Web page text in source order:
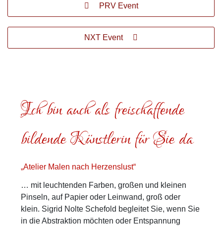
PRV Event
NXT Event
Ich bin auch als freischaffende
bildende Künstlerin für Sie da
„Atelier Malen nach Herzenslust“
… mit leuchtenden Farben, großen und kleinen
Pinseln, auf Papier oder Leinwand, groß oder
klein. Sigrid Nolte Schefold begleitet Sie, wenn Sie
in die Abstraktion möchten oder Entspannung